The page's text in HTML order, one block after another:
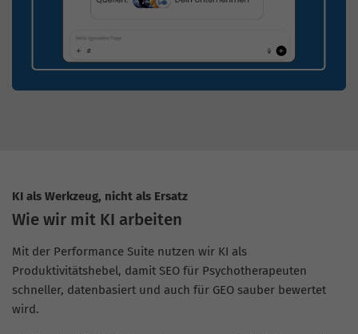
KI als Werkzeug, nicht als Ersatz
Wie wir mit KI arbeiten
Mit der Performance Suite nutzen wir KI als
Produktivitätshebel, damit SEO für Psychotherapeuten
schneller, datenbasiert und auch für GEO sauber bewertet
wird.